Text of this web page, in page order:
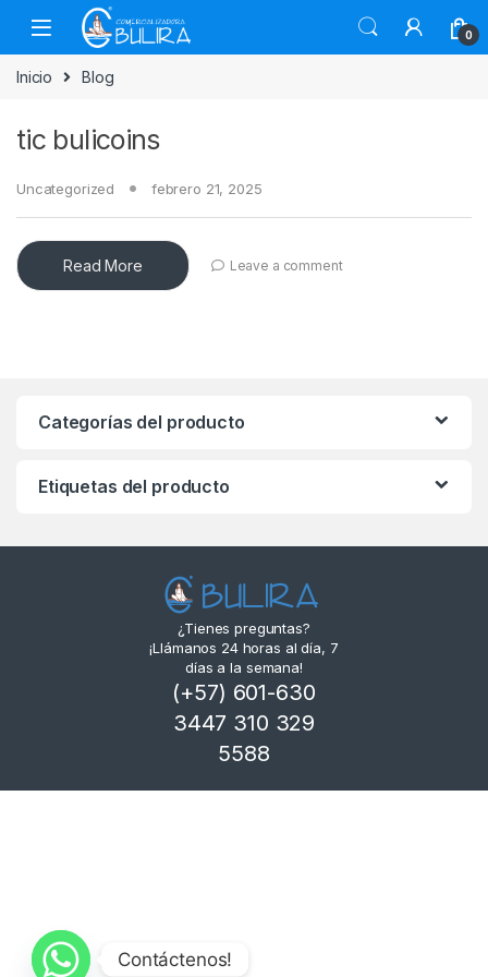
0
Inicio Blog
tic bulicoins
Uncategorized febrero 21, 2025
Read More Leave a comment
Categorías del producto
Etiquetas del producto
¿Tienes preguntas?
¡Llámanos 24 horas al día, 7
días a la semana!
(+57) 601-630
3447 310 329
5588
Contáctenos!